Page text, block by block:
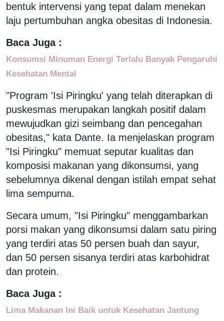
bentuk intervensi yang tepat dalam menekan
laju pertumbuhan angka obesitas di Indonesia.
Baca Juga :
Konsumsi Minuman Energi Terlalu Banyak Pengaruhi
Kesehatan Mental
"Program 'Isi Piringku' yang telah diterapkan di
puskesmas merupakan langkah positif dalam
mewujudkan gizi seimbang dan pencegahan
obesitas," kata Dante. Ia menjelaskan program
"Isi Piringku" memuat seputar kualitas dan
komposisi makanan yang dikonsumsi, yang
sebelumnya dikenal dengan istilah empat sehat
lima sempurna.
Secara umum, "Isi Piringku" menggambarkan
porsi makan yang dikonsumsi dalam satu piring
yang terdiri atas 50 persen buah dan sayur,
dan 50 persen sisanya terdiri atas karbohidrat
dan protein.
Baca Juga :
Lima Makanan Ini Baik untuk Kesehatan Jantung